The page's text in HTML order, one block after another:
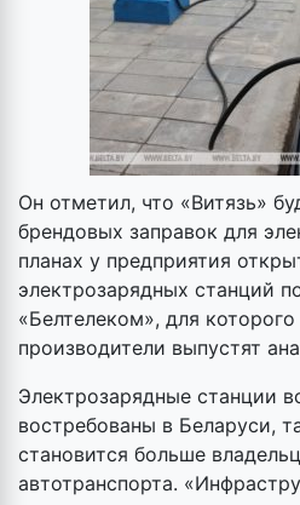
Он отметил, что «Витязь»
брендовых заправок для
планах у предприятия
электрозарядных станций
«Белтелеком», для
производители выпустят
Электрозарядные станции
востребованы в Беларуси,
становится больше
автотранспорта.